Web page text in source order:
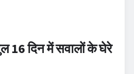
16 दिन में सवालों के घेरे